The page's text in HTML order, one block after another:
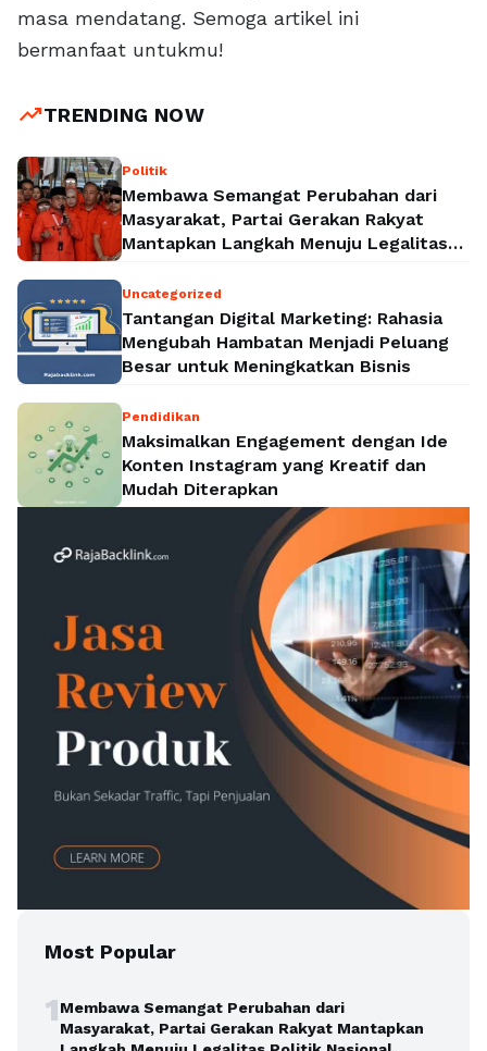
masa mendatang. Semoga artikel ini
bermanfaat untukmu!
trending_upTRENDING NOW
Politik
Membawa Semangat Perubahan dari
Masyarakat, Partai Gerakan Rakyat
Mantapkan Langkah Menuju Legalitas
Uncategorized
Tantangan Digital Marketing: Rahasia
Mengubah Hambatan Menjadi Peluang
Besar untuk Meningkatkan Bisnis
Pendidikan
Maksimalkan Engagement dengan Ide
Konten Instagram yang Kreatif dan
Mudah Diterapkan
Most Popular
1Membawa Semangat Perubahan dari
Masyarakat, Partai Gerakan Rakyat Mantapkan